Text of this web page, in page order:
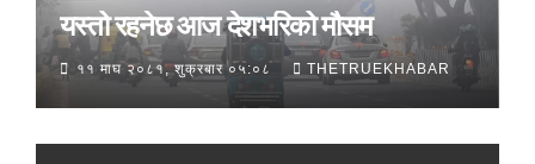
यस्तो रहनेछ आज देशभरिको मौसम
११ माघ २०८१, शुक्रबार ०५:०८ THETRUEKHABAR